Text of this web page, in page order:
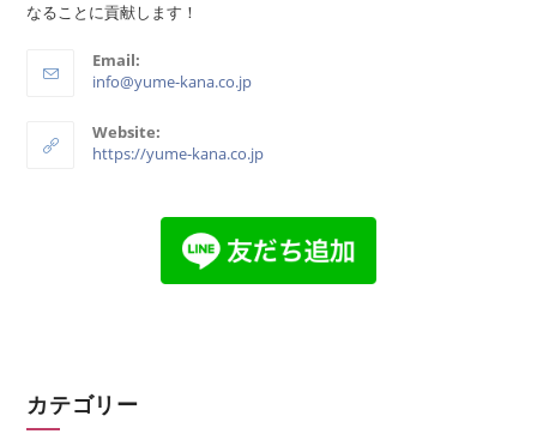
なることに貢献します！
Email:
info@yume-kana.co.jp
Website:
https://yume-kana.co.jp
カテゴリー